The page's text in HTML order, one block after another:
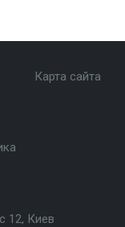
12, Киев
Карта сайта